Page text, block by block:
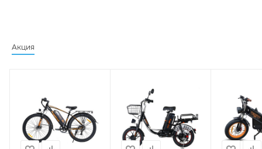
Акция